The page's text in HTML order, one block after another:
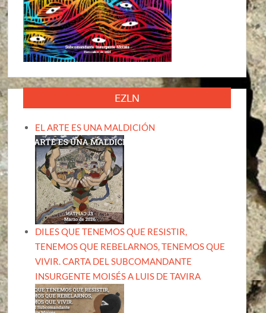
EZLN
EL ARTE ES UNA MALDICIÓN
DILES QUE TENEMOS QUE RESISTIR,
TENEMOS QUE REBELARNOS, TENEMOS QUE
VIVIR. CARTA DEL SUBCOMANDANTE
INSURGENTE MOISÉS A LUIS DE TAVIRA